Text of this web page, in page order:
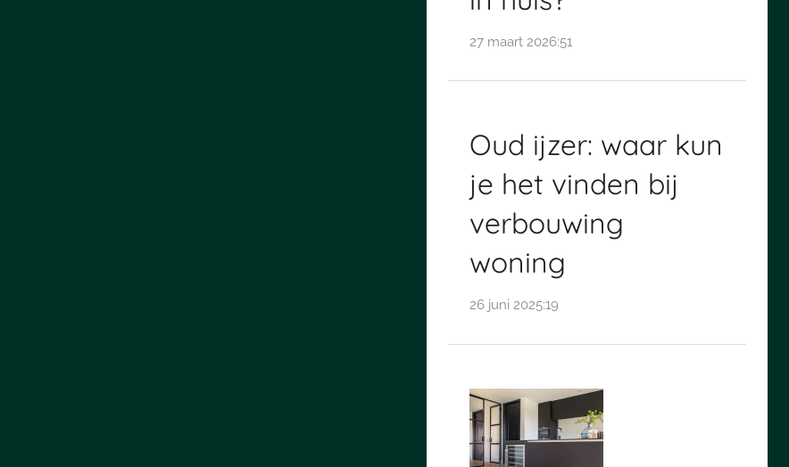
27 maart 2026:51
Oud ijzer: waar kun
je het vinden bij
verbouwing
woning
26 juni 2025:19